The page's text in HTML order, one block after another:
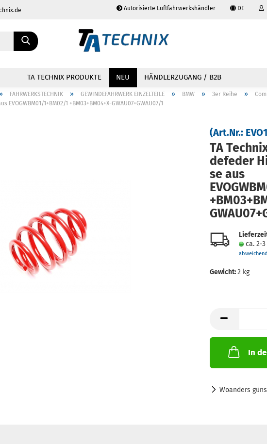
Autorisierte Luftfahrwerkshändler DE
Sprache auswählen
Passwort vergessen?
TA TECHNIX PRODUKTE NEU HÄNDLERZUGANG / B2B
» FAHRWERKSTECHNIK » GEWINDEFAHRWERK EINZELTEILE » BMW » 3er Reihe »
1+BM02/1 +BM03+BM04+X-GWAU07+GWAU07/1
(Art.Nr.:
TA
de­fe­der
se aus
ca. 2-
Gewicht:2kg
In
Woanders